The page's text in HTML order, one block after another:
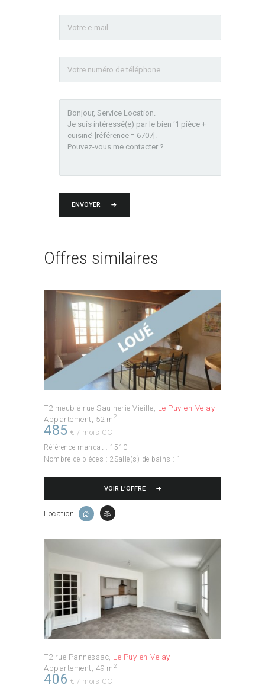
ENVOYER
Offres similaires
T2 meublé rue Saulnerie Vieille Le Puy-en-Velay
Appartement 52 m2
485 € / mois CC
Référence mandat : 1510
Nombre de pièces : 2Salle(s) de bains : 1
VOIR L’OFFRE
Location
T2 rue Pannessac Le Puy-en-Velay
Appartement 49 m2
406 € / mois CC